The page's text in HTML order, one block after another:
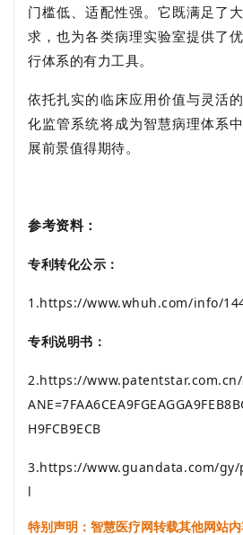
门槛低、适配性强。它既满足了
求，也为各类病理实验室提供了
行体系的有力工具。
依托扎实的临床应用价值与灵活
化监管系统将成为智慧病理体系
展前景值得期待。
参考资料：
专利转化公示：
1.https://www.whuh.com/info/
专利说明书：
2.https://
H9FCB9ECB
3.https://www.guandata.com/gy/
l
特别声明：智慧医疗网转载其他网站